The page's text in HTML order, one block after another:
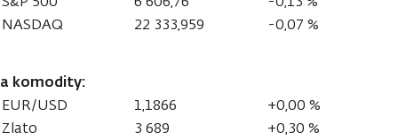
NASDAQ
22 333,959 -0,07 %
a komodity:
EUR/USD 1,1866
+0,00 %
Zlato
3 689
+0,30 %